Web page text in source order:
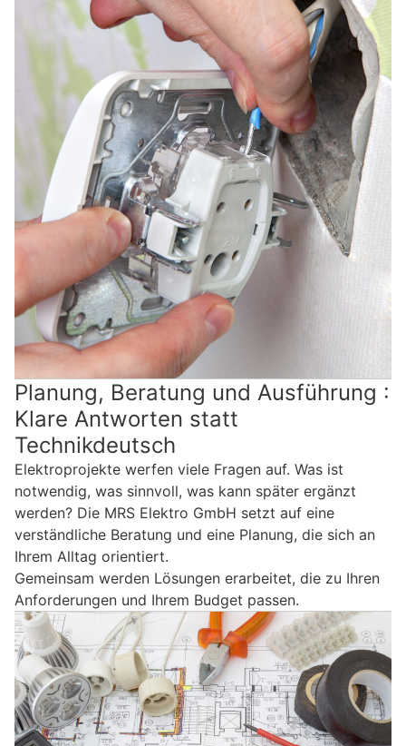
Planung, Beratung und Ausführung :
Klare Antworten statt
Technikdeutsch
Elektroprojekte werfen viele Fragen auf. Was ist
notwendig, was sinnvoll, was kann später ergänzt
werden? Die MRS Elektro GmbH setzt auf eine
verständliche Beratung und eine Planung, die sich an
Ihrem Alltag orientiert.
Gemeinsam werden Lösungen erarbeitet, die zu Ihren
Anforderungen und Ihrem Budget passen.